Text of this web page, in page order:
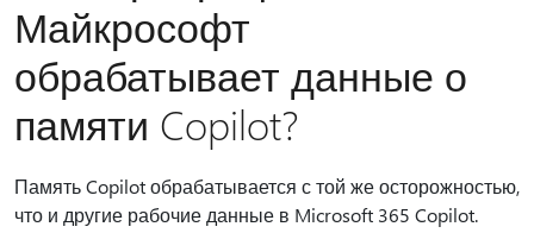
Майкрософт
обрабатывает данные о
памяти Copilot?
Память Copilot обрабатывается с той же осторожностью,
что и другие рабочие данные в Microsoft 365 Copilot.